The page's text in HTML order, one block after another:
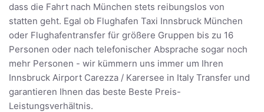
dass die Fahrt nach München stets reibungslos von
statten geht. Egal ob Flughafen Taxi Innsbruck München
oder Flughafentransfer für größere Gruppen bis zu 16
Personen oder nach telefonischer Absprache sogar noch
mehr Personen - wir kümmern uns immer um Ihren
Innsbruck Airport Carezza / Karersee in Italy Transfer und
garantieren Ihnen das beste Beste Preis-
Leistungsverhältnis.